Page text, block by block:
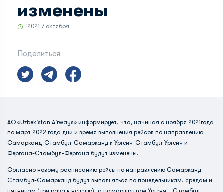
изменены
2021 7 октября
Поделиться
АО «Uzbekistan Airways» информирует, что, начиная с ноября 2021года
по март 2022 года дни и время выполнения рейсов по направлению
Самарканд-Стамбул-Самарканд и Ургенч-Стамбул-Ургенч и
Фергана-Стамбул-Фергана будут изменены.
Согласно новому расписанию рейсы по направлению Самарканд-
Стамбул-Самарканд будут выполняться по понедельникам, средам и
пятницам (три раза в неделю), а по маршрутам Ургенч – Стамбул –